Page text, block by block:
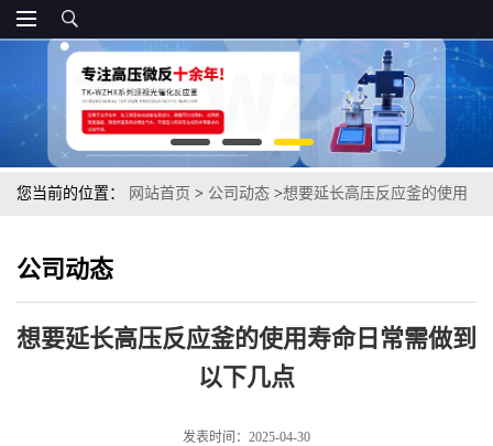
您当前的位置： 网站首页 > 公司动态 >想要延长高压反应釜的使用
公司动态
想要延长高压反应釜的使用寿命日常需做到
以下几点
发表时间：2025-04-30